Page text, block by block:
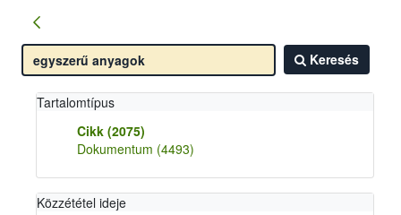
Keresés
Tartalomtípus
Cikk (2075)
Dokumentum (4493)
Közzététel ideje